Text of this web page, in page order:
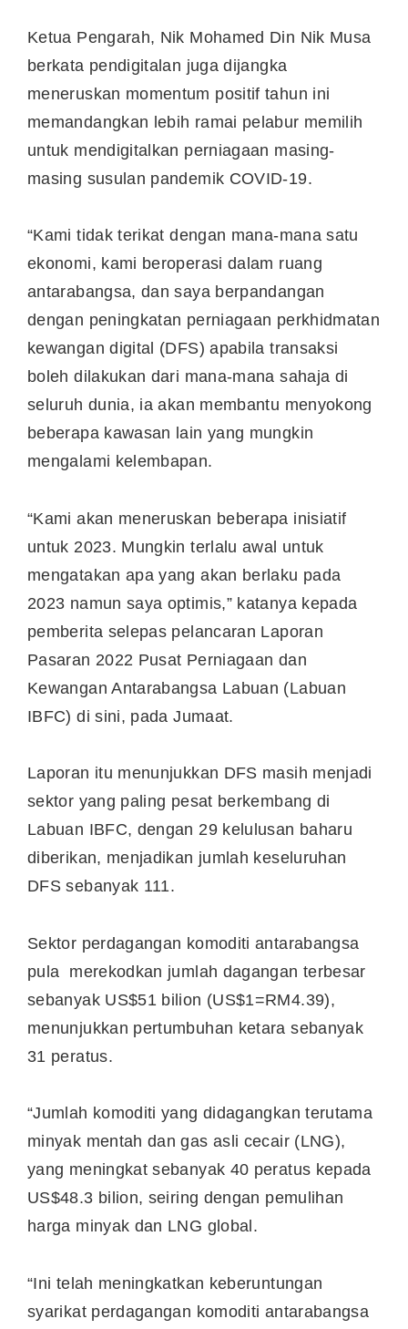
Ketua Pengarah, Nik Mohamed Din Nik Musa
berkata pendigitalan juga dijangka
meneruskan momentum positif tahun ini
memandangkan lebih ramai pelabur memilih
untuk mendigitalkan perniagaan masing-
masing susulan pandemik COVID-19.
“Kami tidak terikat dengan mana-mana satu
ekonomi, kami beroperasi dalam ruang
antarabangsa, dan saya berpandangan
dengan peningkatan perniagaan perkhidmatan
kewangan digital (DFS) apabila transaksi
boleh dilakukan dari mana-mana sahaja di
seluruh dunia, ia akan membantu menyokong
beberapa kawasan lain yang mungkin
mengalami kelembapan.
“Kami akan meneruskan beberapa inisiatif
untuk 2023. Mungkin terlalu awal untuk
mengatakan apa yang akan berlaku pada
2023 namun saya optimis,” katanya kepada
pemberita selepas pelancaran Laporan
Pasaran 2022 Pusat Perniagaan dan
Kewangan Antarabangsa Labuan (Labuan
IBFC) di sini, pada Jumaat.
Laporan itu menunjukkan DFS masih menjadi
sektor yang paling pesat berkembang di
Labuan IBFC, dengan 29 kelulusan baharu
diberikan, menjadikan jumlah keseluruhan
DFS sebanyak 111.
Sektor perdagangan komoditi antarabangsa
pula merekodkan jumlah dagangan terbesar
sebanyak US$51 bilion (US$1=RM4.39),
menunjukkan pertumbuhan ketara sebanyak
31 peratus.
“Jumlah komoditi yang didagangkan terutama
minyak mentah dan gas asli cecair (LNG),
yang meningkat sebanyak 40 peratus kepada
US$48.3 bilion, seiring dengan pemulihan
harga minyak dan LNG global.
“Ini telah meningkatkan keberuntungan
syarikat perdagangan komoditi antarabangsa